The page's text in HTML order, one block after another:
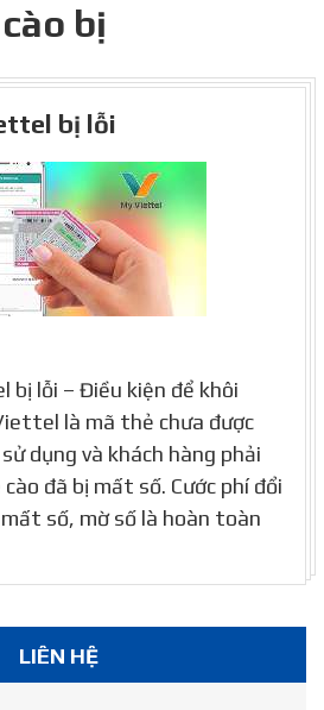
bị
bị lỗi
bị lỗi – Điều kiện để khôi
là mã thẻ chưa được
dụng và khách hàng phải
đã bị mất số. Cước phí đổi
số, mờ số là hoàn toàn
LIÊN HỆ